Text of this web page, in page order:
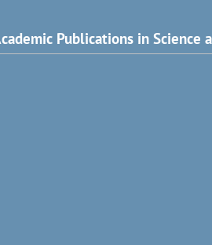
Publications in Science